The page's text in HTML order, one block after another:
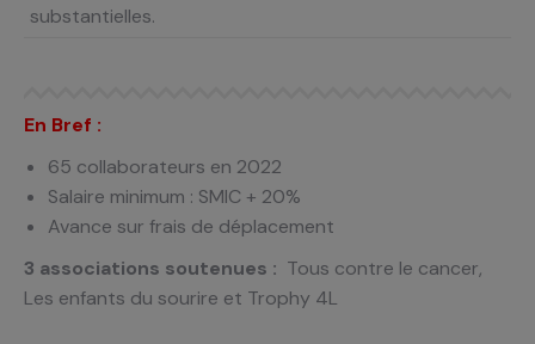
substantielles.
En Bref :
65 collaborateurs en 2022
Salaire minimum : SMIC + 20%
Avance sur frais de déplacement
3 associations soutenues : Tous contre le cancer​,
Les enfants du sourire ​ et Trophy 4L